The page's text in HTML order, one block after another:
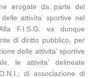
erogate da parte del
attivita’ sportive nel
F.I.S.G. va dunque
di diritto pubblico, per
delle attivita’ sportive
le attivita’ delineate
di associazione di